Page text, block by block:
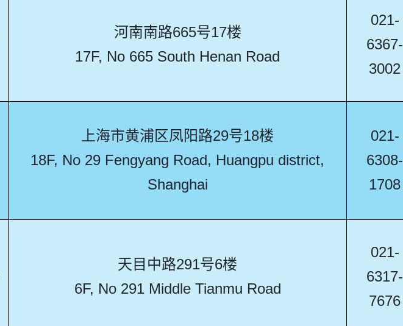
河南南路665号17楼
17F, No 665 South Henan Road
021-
6367-
3002
上海市黄浦区凤阳路29号18楼
18F, No 29 Fengyang Road, Huangpu district,
Shanghai
021-
6308-
1708
天目中路291号6楼
6F, No 291 Middle Tianmu Road
021-
6317-
7676